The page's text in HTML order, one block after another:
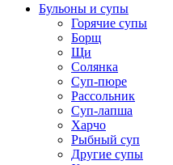
Бульоны и супы
Горячие супы
Борщ
Щи
Солянка
Суп-пюре
Рассольник
Суп-лапша
Харчо
Рыбный суп
Другие супы